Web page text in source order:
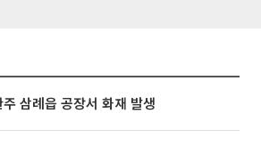
삼례읍 공장서 화재 발생